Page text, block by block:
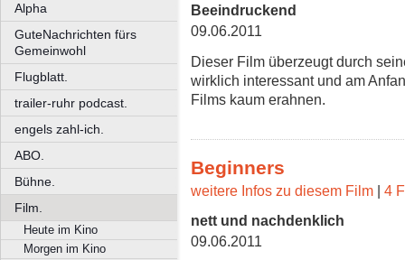
Alpha
GuteNachrichten fürs
Gemeinwohl
Flugblatt.
trailer-ruhr podcast.
engels zahl-ich.
ABO.
Bühne.
Film.
Heute im Kino
Morgen im Kino
Beeindruckend
09.06.2011
Dieser Film überzeugt durch
wirklich interessant und am
Films kaum erahnen.
Beginners
weitere Infos zu diesem Film | 4
nett und nachdenklich
09.06.2011